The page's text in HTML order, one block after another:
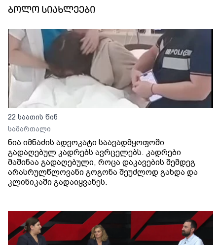
ბოლო სიახლეები
22 საათის წინ
სამართალი
ნია იმნაძის ადვოკატი საავადმყოფოში
გადაღებულ კადრებს ავრცელებს. კადრები
მაშინაა გადაღებული, როცა დაკავების შემდეგ
არასრულწლოვანი გოგონა შეუძლოდ გახდა და
კლინიკაში გადაიყვანეს.